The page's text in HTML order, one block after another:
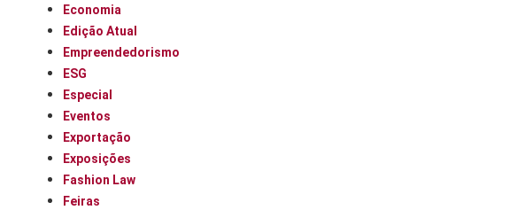
Economia
Edição Atual
Empreendedorismo
ESG
Especial
Eventos
Exportação
Exposições
Fashion Law
Feiras